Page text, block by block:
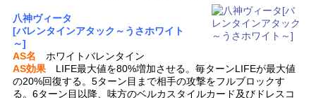
八神ヴィータ
[バレンタインアタック～うさホワイト
～]
AS名 ホワイトバレンタイン
AS効果 LIFE最大値を80%増加させる。毎ターンLIFEが最大値
の20%回復する。5ターン目まで相手の攻撃をフルブロックす
る。6ターン目以降、味方のベルカスタイルカード及びドレスコ